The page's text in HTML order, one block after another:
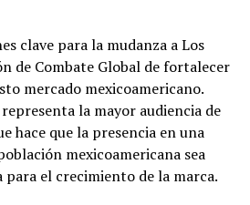
clave para la mudanza a Los
de Combate Global de fortalecer
mercado mexicoamericano.
la mayor audiencia de
hace que la presencia en una
mexicoamericana sea
el crecimiento de la marca.